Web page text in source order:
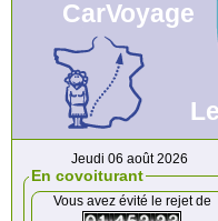
CarVoyage
Jeudi 06 août 2026
En covoiturant
Vous avez évité le rejet de